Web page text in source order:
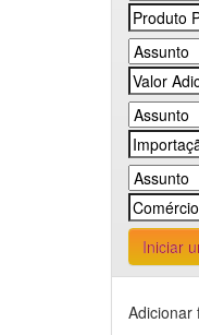
Iniciar
Adicionar